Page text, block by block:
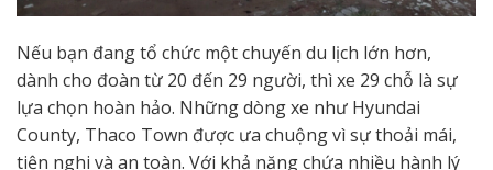
Nếu bạn đang tổ chức một chuyến du lịch lớn hơn,
dành cho đoàn từ 20 đến 29 người, thì xe 29 chỗ là sự
lựa chọn hoàn hảo. Những dòng xe như Hyundai
County, Thaco Town được ưa chuộng vì sự thoải mái,
tiện nghi và an toàn. Với khả năng chứa nhiều hành lý